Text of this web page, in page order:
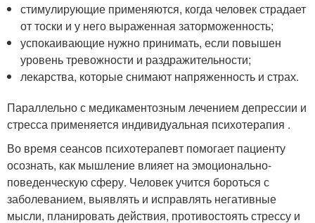
стимулирующие применяются, когда человек страдает
от тоски и у него выраженная заторможенность;
успокаивающие нужно принимать, если повышен
уровень тревожности и раздражительности;
лекарства, которые снимают напряженность и страх.
Параллельно с медикаментозным лечением депрессии и
стресса применяется индивидуальная психотерапия .
Во время сеансов психотерапевт помогает пациенту
осознать, как мышление влияет на эмоционально-
поведенческую сферу. Человек учится бороться с
заболеванием, выявлять и исправлять негативные
мысли, планировать действия, противостоять стрессу и